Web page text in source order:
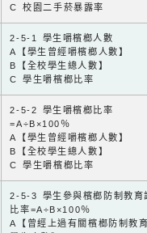
C 校園二手菸暴露率
2-5-1 學生嚼檳榔人數
A【學生曾經嚼檳榔人數】
B【全校學生總人數】
C 學生嚼檳榔比率
2-5-2 學生嚼檳榔比率
=A÷B×100％
A【學生曾經嚼檳榔人數】
B【全校學生總人數】
C 學生嚼檳榔比率
2-5-3 學生參與檳榔防制教育
比率=A÷B×100％
A【曾經上過有關檳榔防制教